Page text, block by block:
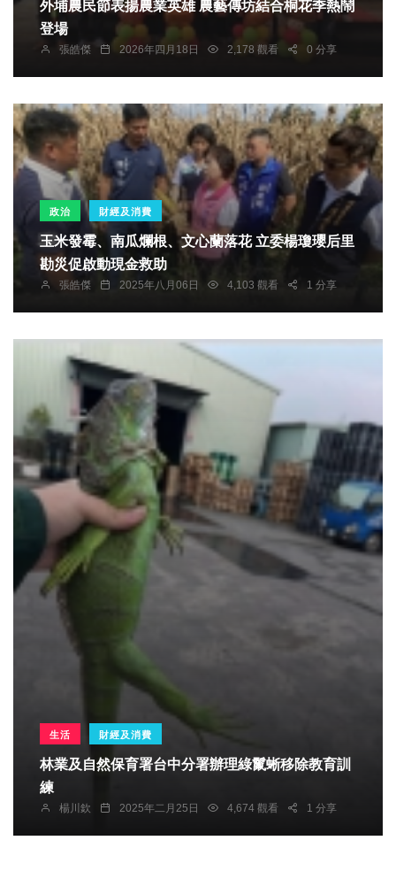
外埔農民節表揚農業英雄 農藝傳坊結合桐花季熱鬧
登場
張皓傑 2026年四月18日 2,178 觀看 0 分享
政治 財經及消費
玉米發霉、南瓜爛根、文心蘭落花 立委楊瓊瓔后里
勘災促啟動現金救助
張皓傑 2025年八月06日 4,103 觀看 1 分享
生活 財經及消費
林業及自然保育署台中分署辦理綠鬣蜥移除教育訓
練
楊川欽 2025年二月25日 4,674 觀看 1 分享